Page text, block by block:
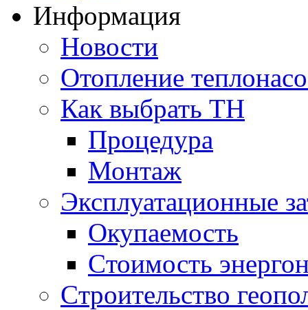
Информация
Новости
Отопление
Как выбрать ТН
Процедура
Монтаж
Эксплуатационные
Окупаемость
Cтоимость
Cтроительство